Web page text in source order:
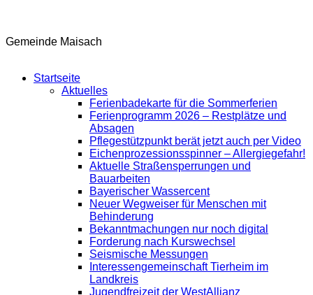
Gemeinde Maisach
Startseite
Aktuelles
Ferienbadekarte für die Sommerferien
Ferienprogramm 2026 – Restplätze und
Absagen
Pflegestützpunkt berät jetzt auch per Video
Eichenprozessionsspinner – Allergiegefahr!
Aktuelle Straßensperrungen und
Bauarbeiten
Bayerischer Wassercent
Neuer Wegweiser für Menschen mit
Behinderung
Bekanntmachungen nur noch digital
Forderung nach Kurswechsel
Seismische Messungen
Interessengemeinschaft Tierheim im
Landkreis
Jugendfreizeit der WestAllianz